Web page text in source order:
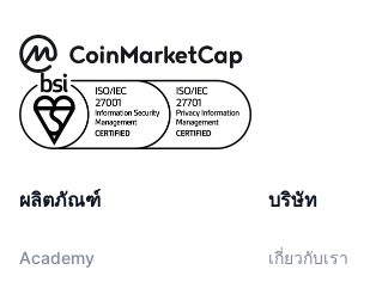
ผลิตภัณฑ์
Academy
บริษัท
เกี่ยวกับเรา